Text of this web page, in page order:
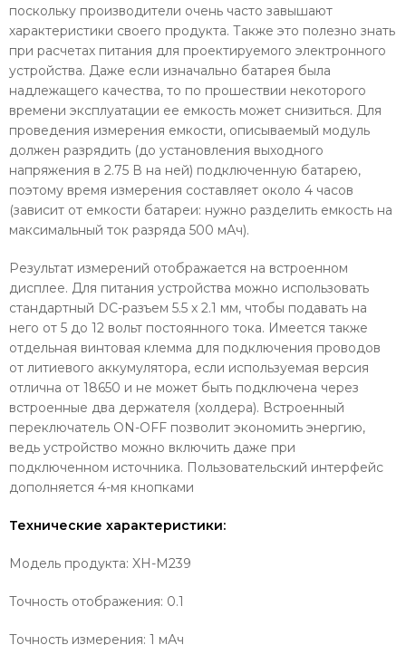
поскольку производители очень часто завышают
характеристики своего продукта. Также это полезно знать
при расчетах питания для проектируемого электронного
устройства. Даже если изначально батарея была
надлежащего качества, то по прошествии некоторого
времени эксплуатации ее емкость может снизиться. Для
проведения измерения емкости, описываемый модуль
должен разрядить (до установления выходного
напряжения в 2.75 В на ней) подключенную батарею,
поэтому время измерения составляет около 4 часов
(зависит от емкости батареи: нужно разделить емкость на
максимальный ток разряда 500 мАч).
Результат измерений отображается на встроенном
дисплее. Для питания устройства можно использовать
стандартный DC-разъем 5.5 x 2.1 мм, чтобы подавать на
него от 5 до 12 вольт постоянного тока. Имеется также
отдельная винтовая клемма для подключения проводов
от литиевого аккумулятора, если используемая версия
отлична от 18650 и не может быть подключена через
встроенные два держателя (холдера). Встроенный
переключатель ON-OFF позволит экономить энергию,
ведь устройство можно включить даже при
подключенном источника. Пользовательский интерфейс
дополняется 4-мя кнопками
Технические характеристики:
Модель продукта: XH-M239
Точность отображения: 0.1
Точность измерения: 1 мАч